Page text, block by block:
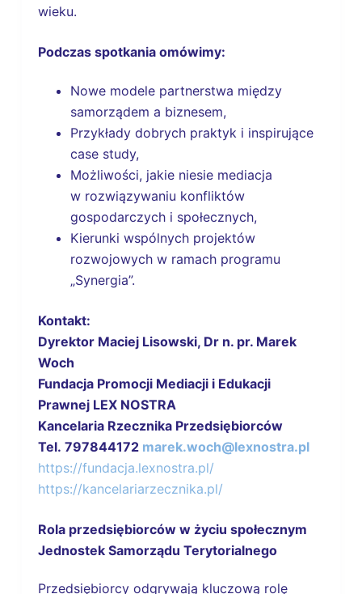
wieku.
Podczas spotkania omówimy:
Nowe modele partnerstwa między
samorządem a biznesem,
Przykłady dobrych praktyk i inspirujące
case study,
Możliwości, jakie niesie mediacja
w rozwiązywaniu konfliktów
gospodarczych i społecznych,
Kierunki wspólnych projektów
rozwojowych w ramach programu
„Synergia”.
Kontakt:
Dyrektor Maciej Lisowski, Dr n. pr. Marek
Woch
Fundacja Promocji Mediacji i Edukacji
Prawnej LEX NOSTRA
Kancelaria Rzecznika Przedsiębiorców
Tel. 797844172 marek.woch@lexnostra.pl
https://fundacja.lexnostra.pl/
https://kancelariarzecznika.pl/
Rola przedsiębiorców w życiu społecznym
Jednostek Samorządu Terytorialnego
Przedsiębiorcy odgrywają kluczową rolę